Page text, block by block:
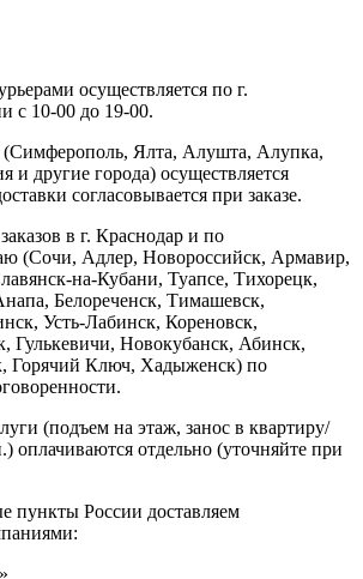
осуществляется по г.
с 10-00 до 19-00.
Ялта, Алушта, Алупка,
и другие города) осуществляется
согласовывается при заказе.
в г. Краснодар и по
(Сочи, Адлер, Новороссийск, Армавир,
на-Кубани, Туапсе, Тихорецк,
Белореченск, Тимашевск,
Усть-Лабинск, Кореновск,
Гулькевичи, Новокубанск, Абинск,
Горячий Ключ, Хадыженск) по
(подъем на этаж, занос в квартиру/
оплачиваются отдельно (уточняйте при
пункты России доставляем